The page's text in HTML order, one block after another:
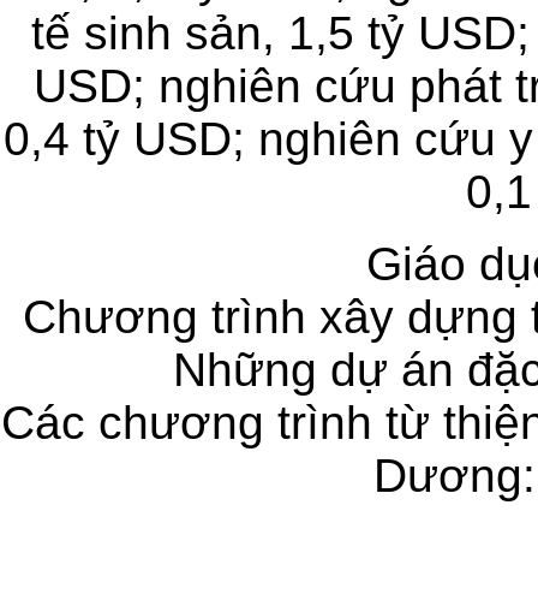
tế sinh sản, 1,5 tỷ
USD; nghiên cứu phát
0,4 tỷ USD; nghiên cứu
Giáo
Chương trình xây dựng
Những dự án
Các chương trình từ